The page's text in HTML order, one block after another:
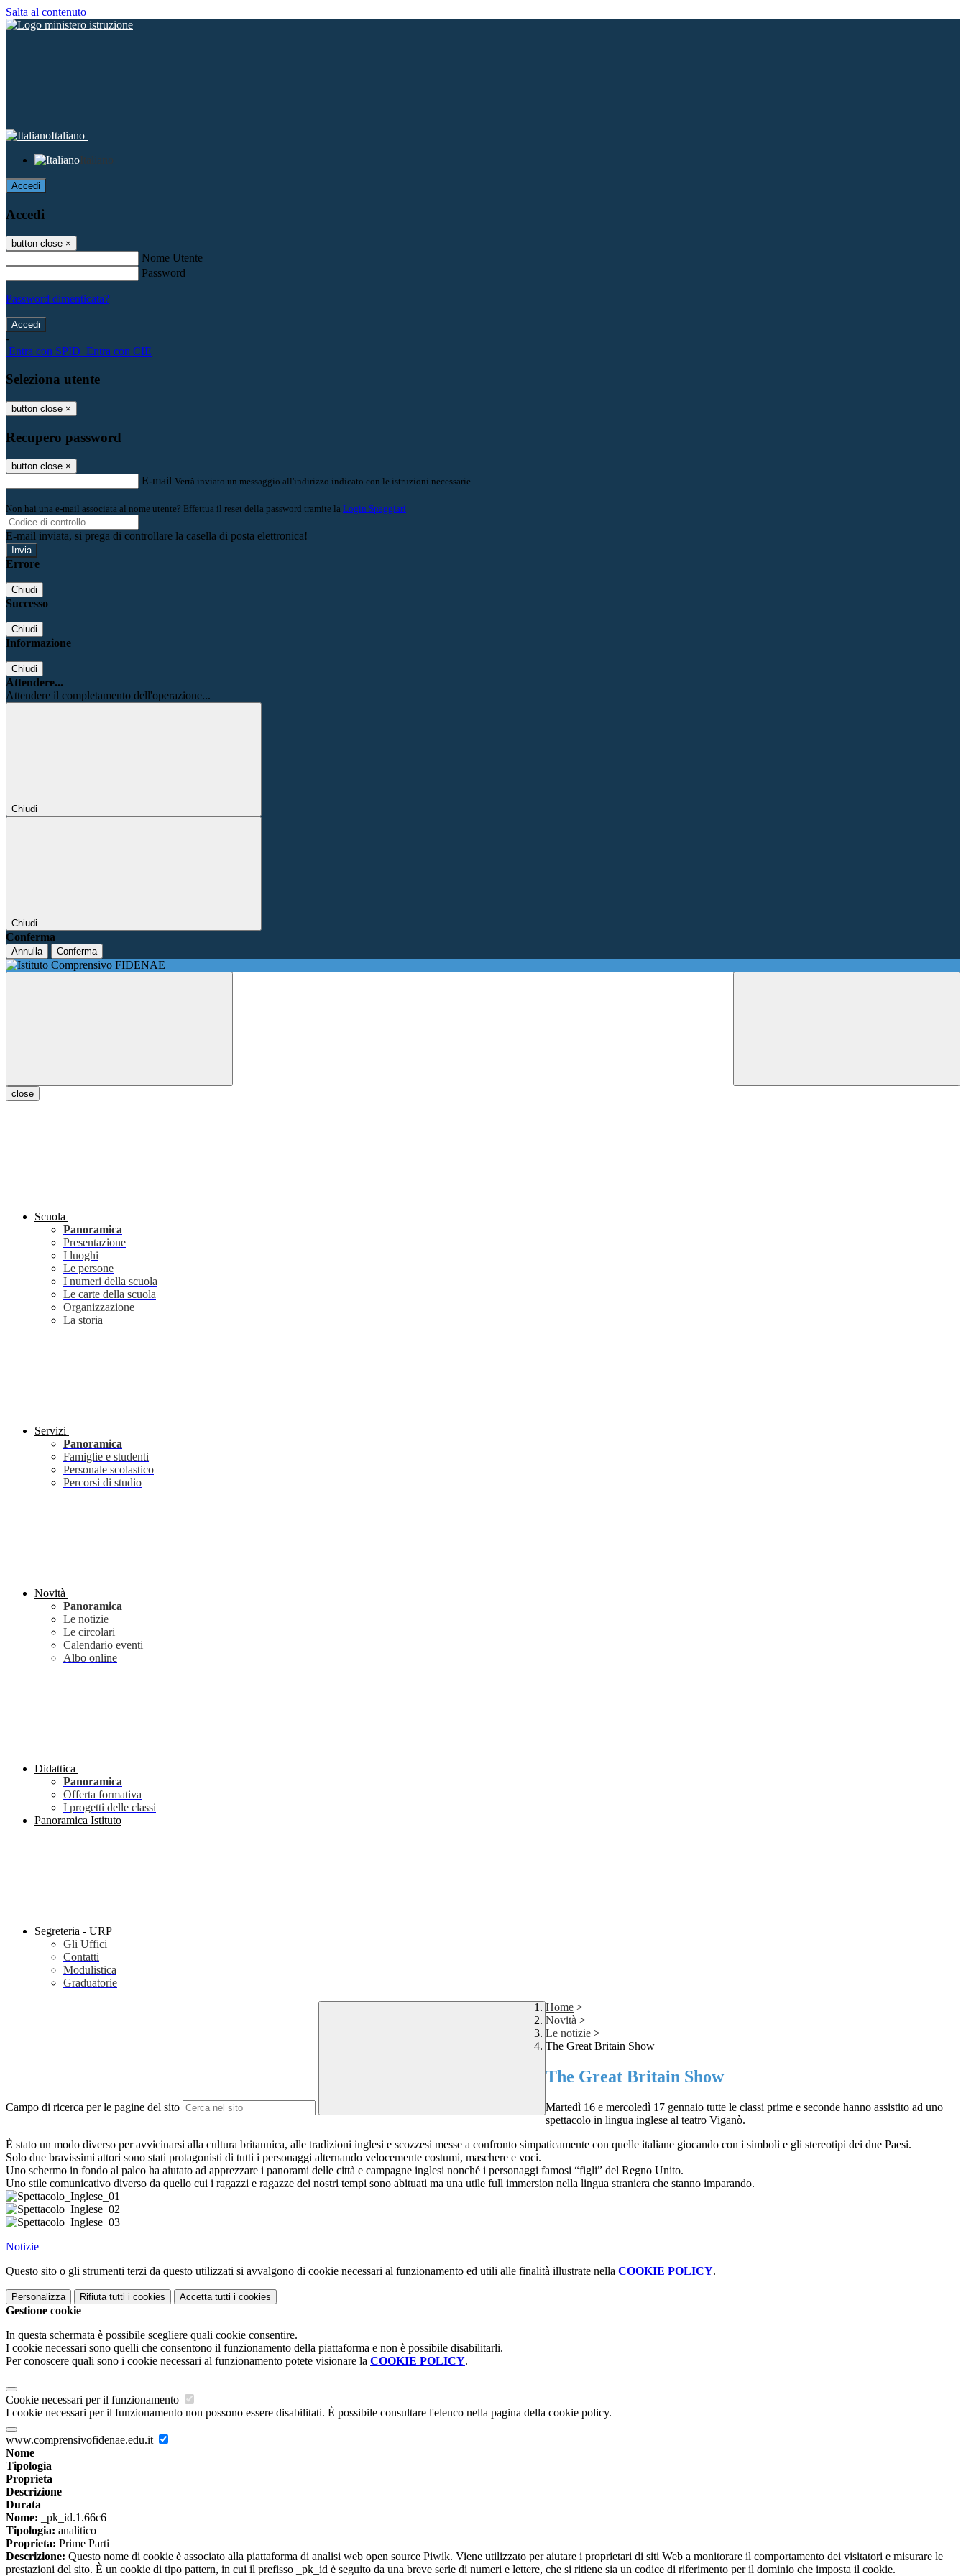
Salta al contenuto
Italiano
Italiano
Accedi
Accedi
button close ×
Nome Utente
Password
Password dimenticata?
-
Entra con SPID Entra con CIE
Seleziona utente
button close ×
Recupero password
button close ×
E-mail Verrà inviato un messaggio all'indirizzo indicato con le istruzioni necessarie.
Non hai una e-mail associata al nome utente? Effettua il reset della password tramite la Login Spaggiari
E-mail inviata, si prega di controllare la casella di posta elettronica!
Errore
Chiudi
Successo
Chiudi
Informazione
Chiudi
Attendere...
Attendere il completamento dell'operazione...
Chiudi
Chiudi
Conferma
Annulla Conferma
close
Scuola
Panoramica
Presentazione
I luoghi
Le persone
I numeri della scuola
Le carte della scuola
Organizzazione
La storia
Servizi
Panoramica
Famiglie e studenti
Personale scolastico
Percorsi di studio
Novità
Panoramica
Le notizie
Le circolari
Calendario eventi
Albo online
Didattica
Panoramica
Offerta formativa
I progetti delle classi
Panoramica Istituto
Segreteria - URP
Gli Uffici
Contatti
Modulistica
Graduatorie
Campo di ricerca per le pagine del sito
Home >
Novità >
Le notizie >
The Great Britain Show
The Great Britain Show
Martedì 16 e mercoledì 17 gennaio tutte le classi prime e seconde hanno assistito ad uno
spettacolo in lingua inglese al teatro Viganò.
È stato un modo diverso per avvicinarsi alla cultura britannica, alle tradizioni inglesi e scozzesi messe a confronto simpaticamente con quelle italiane giocando con i simboli e gli stereotipi dei due Paesi.
Solo due bravissimi attori sono stati protagonisti di tutti i personaggi alternando velocemente costumi, maschere e voci.
Uno schermo in fondo al palco ha aiutato ad apprezzare i panorami delle città e campagne inglesi nonché i personaggi famosi “figli” del Regno Unito.
Uno stile comunicativo diverso da quello cui i ragazzi e ragazze dei nostri tempi sono abituati ma una utile full immersion nella lingua straniera che stanno imparando.
Notizie
Questo sito o gli strumenti terzi da questo utilizzati si avvalgono di cookie necessari al funzionamento ed utili alle finalità illustrate nella COOKIE POLICY.
Personalizza Rifiuta tutti i cookies Accetta tutti i cookies
Gestione cookie
In questa schermata è possibile scegliere quali cookie consentire.
I cookie necessari sono quelli che consentono il funzionamento della piattaforma e non è possibile disabilitarli.
Per conoscere quali sono i cookie necessari al funzionamento potete visionare la COOKIE POLICY.
Cookie necessari per il funzionamento
I cookie necessari per il funzionamento non possono essere disabilitati. È possibile consultare l'elenco nella pagina della cookie policy.
www.comprensivofidenae.edu.it
Nome
Tipologia
Proprieta
Descrizione
Durata
Nome: _pk_id.1.66c6
Tipologia: analitico
Proprieta: Prime Parti
Descrizione: Questo nome di cookie è associato alla piattaforma di analisi web open source Piwik. Viene utilizzato per aiutare i proprietari di siti Web a monitorare il comportamento dei visitatori e misurare le
prestazioni del sito. È un cookie di tipo pattern, in cui il prefisso _pk_id è seguito da una breve serie di numeri e lettere, che si ritiene sia un codice di riferimento per il dominio che imposta il cookie.